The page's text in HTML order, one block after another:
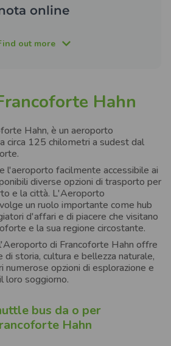
online
out more
Hahn
Hahn, è un aeroporto
circa 125 chilometri a sudestdal
l'aeroporto facilmente accessibile ai
diverse opzioni di trasporto per
e la città. L'Aeroporto
un ruolo importante come hub
d'affari e di piacere che visitano
e la sua regione circostante.
di Francoforte Hahn offre
di storia, cultura e bellezza naturale,
numerose opzioni di esplorazione e
loro soggiorno.
bus da o per
Hahn